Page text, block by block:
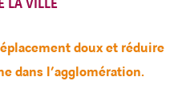
LA VILLE
doux et réduire
dans l’agglomération.